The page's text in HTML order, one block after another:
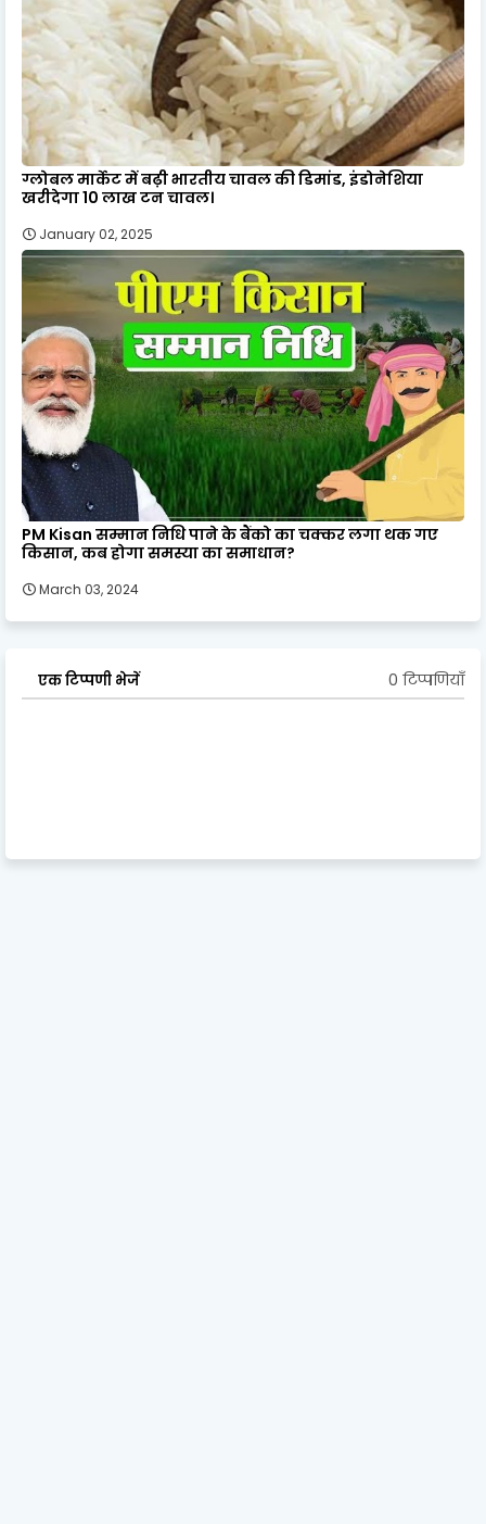
ग्लोबल मार्केट में बढ़ी भारतीय चावल की डिमांड, इंडोनेशिया
खरीदेगा 10 लाख टन चावल।
January 02, 2025
PM Kisan सम्मान निधि पाने के बैंको का चक्कर लगा थक गए
किसान, कब होगा समस्या का समाधान?
March 03, 2024
एक टिप्पणी भेजें 0 टिप्पणियाँ